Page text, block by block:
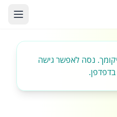
נסה לאפשר גישה